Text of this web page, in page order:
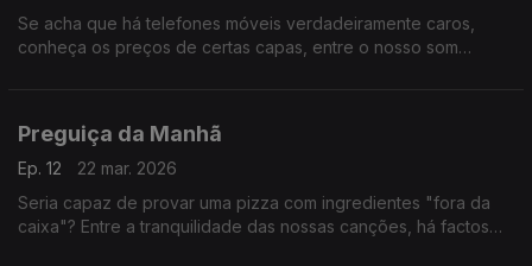
Se acha que há telefones móveis verdadeiramente caros,
conheça os preços de certas capas, entre o nosso som
Preguiça da Manhã
Ep. 12
22 mar. 2026
Seria capaz de provar uma pizza com ingredientes "fora da
caixa"? Entre a tranquilidade das nossas canções, há factos